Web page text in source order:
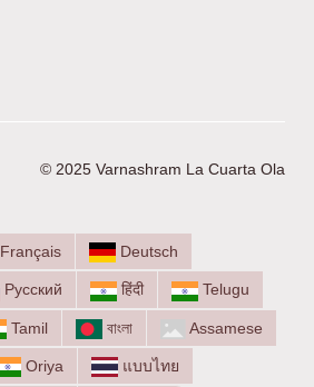
© 2025 Varnashram La Cuarta Ola
Français Deutsch
Русский हिंदी Telugu
Tamil বাংলা Assamese
Oriya แบบไทย